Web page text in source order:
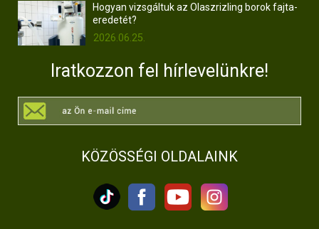
Hogyan vizsgáltuk az Olaszrizling borok fajta-
eredetét?
2026.06.25.
Iratkozzon fel hírlevelünkre!
KÖZÖSSÉGI OLDALAINK